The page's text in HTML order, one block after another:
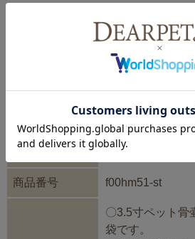
愛らしいあの子にぴったりな、とび
骨壷カバーです。 明るくやさしい色
所を寂しくならずに彩ってくれます
用意したり、季節に合わせてお着換
巾着のような形になっているので、
お着替えできると思います。
骨袋 フラワー 3.5
商品番号 f00hm51-st
〇3.5寸ペット骨
袋です。